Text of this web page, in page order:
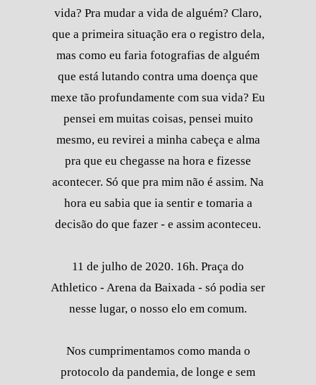
vida? Pra mudar a vida de alguém? Claro,
que a primeira situação era o registro dela,
mas como eu faria fotografias de alguém
que está lutando contra uma doença que
mexe tão profundamente com sua vida? Eu
pensei em muitas coisas, pensei muito
mesmo, eu revirei a minha cabeça e alma
pra que eu chegasse na hora e fizesse
acontecer. Só que pra mim não é assim. Na
hora eu sabia que ia sentir e tomaria a
decisão do que fazer - e assim aconteceu.
11 de julho de 2020. 16h. Praça do
Athletico - Arena da Baixada - só podia ser
nesse lugar, o nosso elo em comum.
Nos cumprimentamos como manda o
protocolo da pandemia, de longe e sem